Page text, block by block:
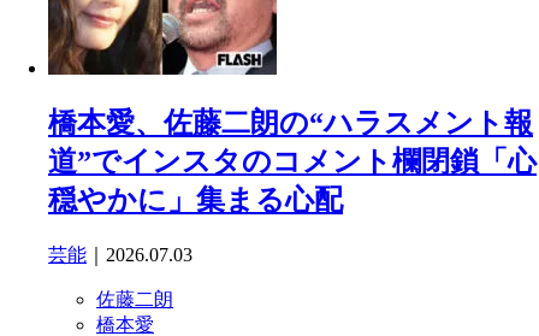
橋本愛、佐藤二朗の“ハラスメント報
道”でインスタのコメント欄閉鎖「心
穏やかに」集まる心配
芸能 ｜2026.07.03
佐藤二朗
橋本愛